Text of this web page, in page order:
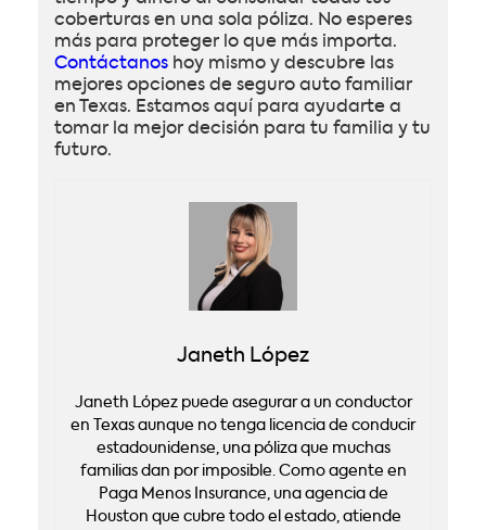
coberturas en una sola póliza. No esperes
más para proteger lo que más importa.
Contáctanos hoy mismo y descubre las
mejores opciones de seguro auto familiar
en Texas. Estamos aquí para ayudarte a
tomar la mejor decisión para tu familia y tu
futuro.
Janeth López
Janeth López puede asegurar a un conductor
en Texas aunque no tenga licencia de conducir
estadounidense, una póliza que muchas
familias dan por imposible. Como agente en
Paga Menos Insurance, una agencia de
Houston que cubre todo el estado, atiende